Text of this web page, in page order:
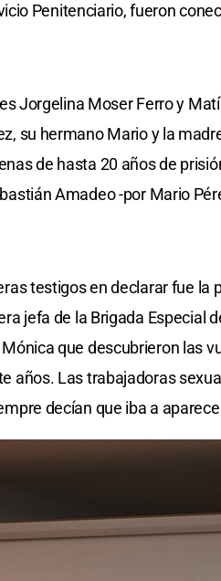
Penitenciario, fueron
Jorgelina Moser Ferro y
su hermano Mario y la
de hasta 20 años de
Amadeo -por Mario
testigos en declarar fue la
jefa de la Brigada Especial
que descubrieron las
años. Las trabajadoras
decían que iba a